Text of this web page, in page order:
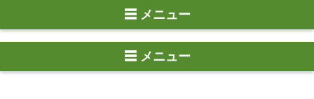
☰ メニュー